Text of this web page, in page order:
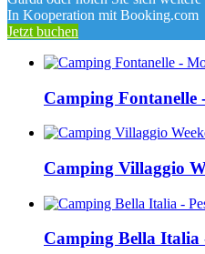
In Kooperation mit Booking.com
Jetzt buchen
Camping Fontanelle
Camping Villaggio
Camping Bella Italia